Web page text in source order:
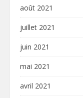
août 2021
juillet 2021
juin 2021
mai 2021
avril 2021